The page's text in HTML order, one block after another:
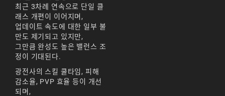
최근 3차례 연속으로 단일 클
래스 개편이 이어지며,
업데이트 속도에 대한 일부 불
만도 제기되고 있지만,
그만큼 완성도 높은 밸런스 조
정이 기대된다.
광전사의 스킬 쿨타임, 피해
감소율, PVP 효율 등이 개선
되며,